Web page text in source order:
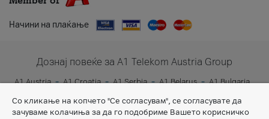
Начини на плаќање
Дознај повеќе за A1 Telekom Austria Group
A1 Austria A1 Croatia A1 Serbia A1 Belarus
A1 Bulgaria
A1 Slovenia
A1 Digital
Со кликање на копчето "Се согласувам", се согласувате да
зачуваме колачиња за да го подобриме Вашето корисничко